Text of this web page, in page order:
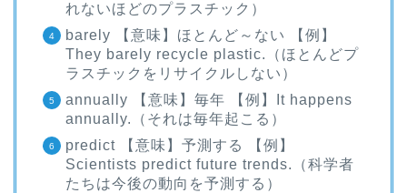
れないほどのプラスチック）
barely 【意味】ほとんど～ない 【例】
They barely recycle plastic.（ほとんどプ
ラスチックをリサイクルしない）
annually 【意味】毎年 【例】It happens
annually.（それは毎年起こる）
predict 【意味】予測する 【例】
Scientists predict future trends.（科学者
たちは今後の動向を予測する）